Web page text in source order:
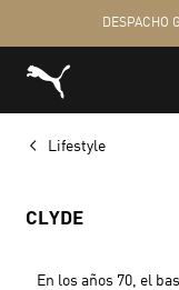
Lifestyle
CLYDE
En los años 70, el